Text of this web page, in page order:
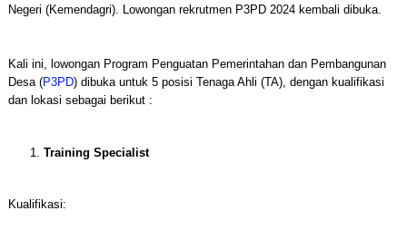
Negeri (Kemendagri). Lowongan rekrutmen P3PD 2024 kembali dibuka.
Kali ini, lowongan Program Penguatan Pemerintahan dan Pembangunan
Desa (P3PD) dibuka untuk 5 posisi Tenaga Ahli (TA), dengan kualifikasi
dan lokasi sebagai berikut :
Training Specialist
Kualifikasi: